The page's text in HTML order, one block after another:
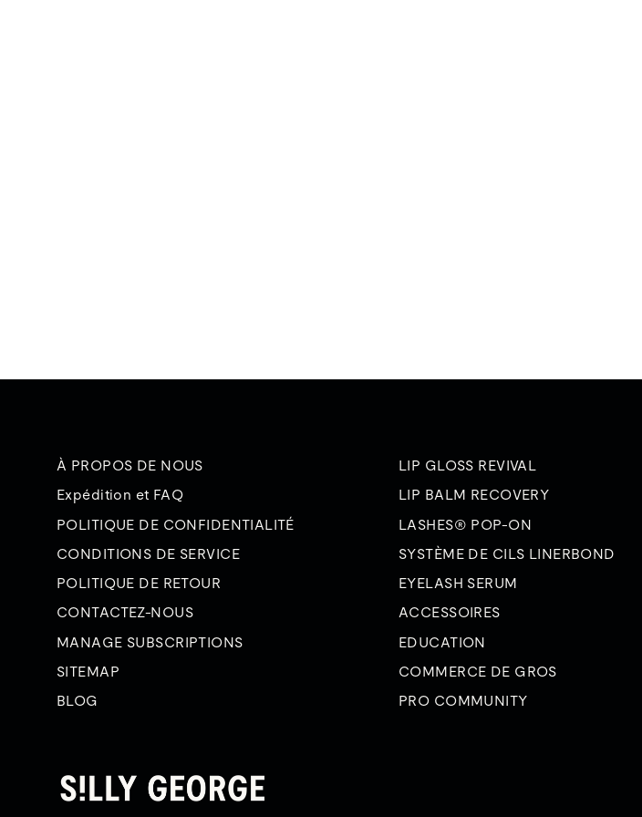
À PROPOS DE NOUS
Expédition et FAQ
POLITIQUE DE CONFIDENTIALITÉ
CONDITIONS DE SERVICE
POLITIQUE DE RETOUR
CONTACTEZ-NOUS
MANAGE SUBSCRIPTIONS
SITEMAP
BLOG
LIP GLOSS REVIVAL
LIP BALM RECOVERY
LASHES® POP-ON
SYSTÈME DE CILS LINERBOND
EYELASH SERUM
ACCESSOIRES
EDUCATION
COMMERCE DE GROS
PRO COMMUNITY